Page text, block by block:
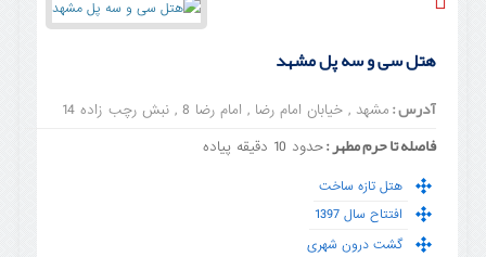
هتل سی و سه پل مشهد
آدرس : مشهد , خیابان امام رضا , امام رضا 8 , نبش رچب زاده 14
فاصله تا حرم مطهر :حدود 10 دقیقه پیاده
هتل تازه ساخت
افتتاح سال 1397
گشت درون شهری